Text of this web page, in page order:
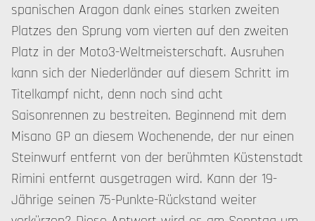
spanischen Aragon dank eines starken zweiten
Platzes den Sprung vom vierten auf den zweiten
Platz in der Moto3-Weltmeisterschaft. Ausruhen
kann sich der Niederländer auf diesem Schritt im
Titelkampf nicht, denn noch sind acht
Saisonrennen zu bestreiten. Beginnend mit dem
Misano GP an diesem Wochenende, der nur einen
Steinwurf entfernt von der berühmten Küstenstadt
Rimini entfernt ausgetragen wird. Kann der 19-
Jährige seinen 75-Punkte-Rückstand weiter